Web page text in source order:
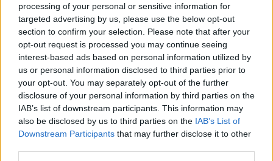
processing of your personal or sensitive information for
targeted advertising by us, please use the below opt-out
section to confirm your selection. Please note that after your
opt-out request is processed you may continue seeing
interest-based ads based on personal information utilized by
us or personal information disclosed to third parties prior to
your opt-out. You may separately opt-out of the further
disclosure of your personal information by third parties on the
IAB’s list of downstream participants. This information may
also be disclosed by us to third parties on the IAB’s List of
Downstream Participants that may further disclose it to other
Ελλάδα|31.07.2026 06:20
Ξεσηκωμός ενάντια στο νομοσχέδιο για
το νερό: Απόσυρση ζητούν 17
περιβαλλοντικές οργανώσεις
Καταγγέλλουν ότι παραβιάζονται οι αρχές
της εγγύτητας και της επικουρικότητας,
αλλά και της διαφάνειας και λογοδοσίας